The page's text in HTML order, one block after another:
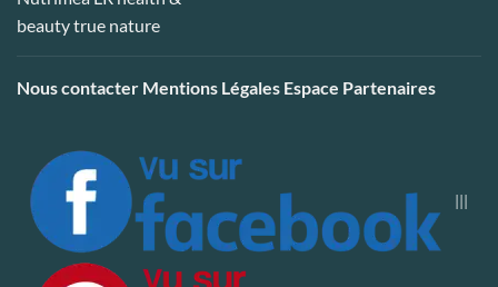
Nous contacter Mentions Légales Espace Partenaires
|||